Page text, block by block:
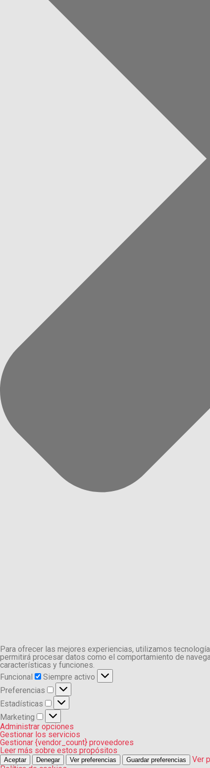
Para ofrecer las mejores experiencias, utilizamos
permitirá procesar datos como el comportamiento de
características y funciones.
Funcional
Funcional
Siempre activo
Preferencias
Preferencias
Estadísticas
Estadísticas
Marketing
Marketing
Administrar opciones
Gestionar los servicios
Gestionar {vendor_count} proveedores
Leer más sobre estos propósitos
Aceptar Denegar Ver preferencias Guardar preferencias
Ver